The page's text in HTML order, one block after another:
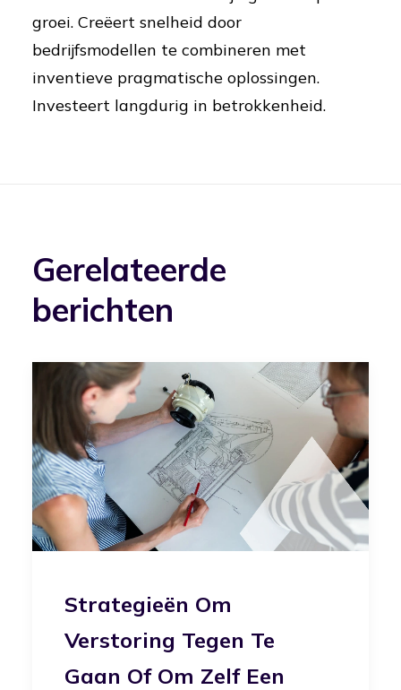
groei. Creëert snelheid door
bedrijfsmodellen te combineren met
inventieve pragmatische oplossingen.
Investeert langdurig in betrokkenheid.
Gerelateerde
berichten
Strategieën Om
Verstoring Tegen Te
Gaan Of Om Zelf Een